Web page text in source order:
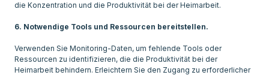
die Konzentration und die Produktivität bei der Heimarbeit.
6. Notwendige Tools und Ressourcen bereitstellen.
Verwenden Sie Monitoring-Daten, um fehlende Tools oder
Ressourcen zu identifizieren, die die Produktivität bei der
Heimarbeit behindern. Erleichtern Sie den Zugang zu erforderlicher